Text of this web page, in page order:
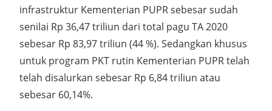
infrastruktur Kementerian PUPR sebesar sudah
senilai Rp 36,47 triliun dari total pagu TA 2020
sebesar Rp 83,97 triliun (44 %). Sedangkan khusus
untuk program PKT rutin Kementerian PUPR telah
telah disalurkan sebesar Rp 6,84 triliun atau
sebesar 60,14%.